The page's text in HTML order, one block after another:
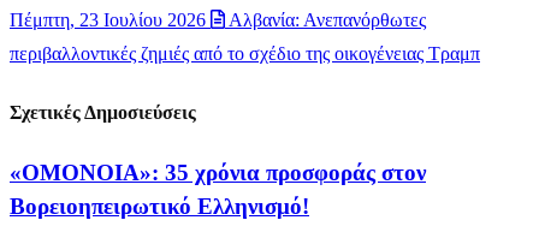
Πέμπτη, 23 Ιουλίου 2026
Αλβανία: Ανεπανόρθωτες
περιβαλλοντικές ζημιές από το σχέδιο της οικογένειας Τραμπ
Σχετικές Δημοσιεύσεις
«ΟΜΟΝΟΙΑ»: 35 χρόνια προσφοράς στον
Βορειοηπειρωτικό Ελληνισμό!